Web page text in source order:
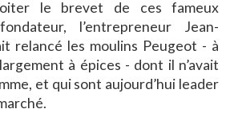
le brevet de ces fameux
l’entrepreneur Jean-
relancé les moulins Peugeot - à
à épices - dont il n’avait
et qui sont aujourd’hui leader